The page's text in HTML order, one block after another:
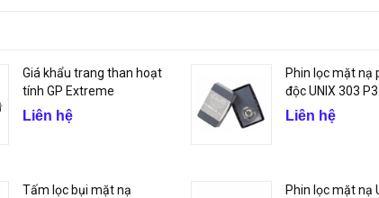
Giá khẩu trang than hoạt
tính GP Extreme
Liên hệ
Phin lọc mặt nạ
độc UNIX 303 P3
Liên hệ
Tấm lọc bụi mặt nạ
Phin lọc mặt nạ